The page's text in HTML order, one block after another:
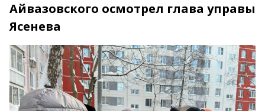
Айвазовского осмотрел глава управы
Ясенева